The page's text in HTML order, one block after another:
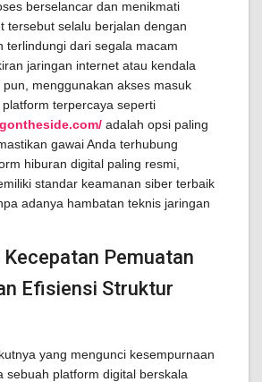
berselancar dan menikmati
tersebut selalu berjalan dengan
terlindungi dari segala macam
jaringan internet atau kendala
menggunakan akses masuk
terpercaya seperti
adalah opsi paling
gawai Anda terhubung
hiburan digital paling resmi,
standar keamanan siber terbaik
adanya hambatan teknis jaringan
Pemuatan
Efisiensi Struktur
yang mengunci kesempurnaan
sebuah platform digital berskala